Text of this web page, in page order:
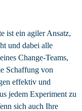
ist ein agiler Ansatz,
und dabei alle
Change-Teams,
Schaffung von
effektiv und
jedem Experiment zu
sich auch Ihre